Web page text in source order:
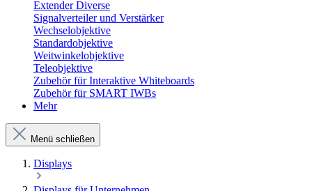
Extender Diverse
Signalverteiler und Verstärker
Wechselobjektive
Standardobjektive
Weitwinkelobjektive
Teleobjektive
Zubehör für Interaktive Whiteboards
Zubehör für SMART IWBs
Mehr
Menü schließen
Displays